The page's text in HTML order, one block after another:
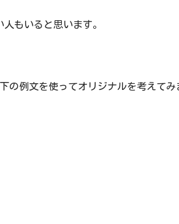
もいると思います。
の例文を使ってオリジナルを考えてみ